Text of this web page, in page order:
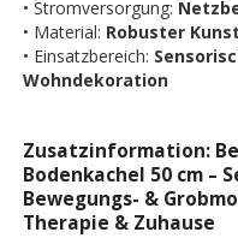
• Stromversorgung:
• Material: Robuster
• Einsatzbereich:
Wohndekoration
Zusatzinformation:
Bodenkachel 50 cm –
Bewegungs- &
Therapie & Zuhause